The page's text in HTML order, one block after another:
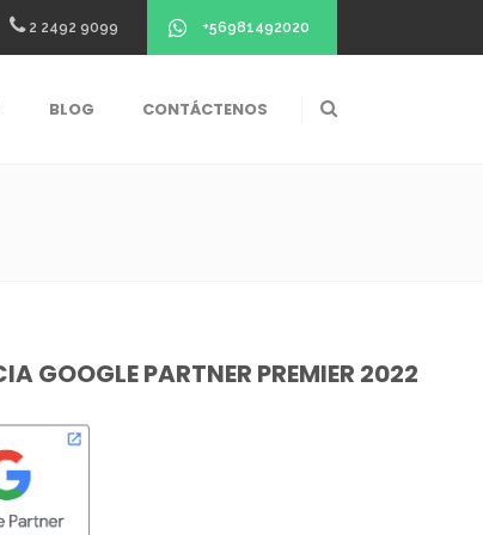
2 2492 9099 +56981492020
BLOG CONTÁCTENOS
GOOGLE PARTNER PREMIER 2022